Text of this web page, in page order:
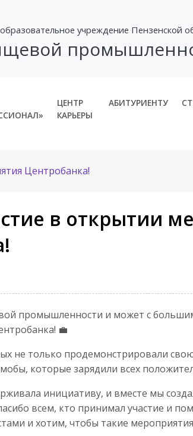
учреждение Пензенской
ЦЕНТР
КАРЬЕРЫ
АБИТУРИЕНТУ
Центробанка!
в открытии
промышленности и может с
💼
не только продемонстрировали
которые зарядили всех
инициативу, и вместе мы
всем, кто принимал участие и
и хотим, чтобы такие